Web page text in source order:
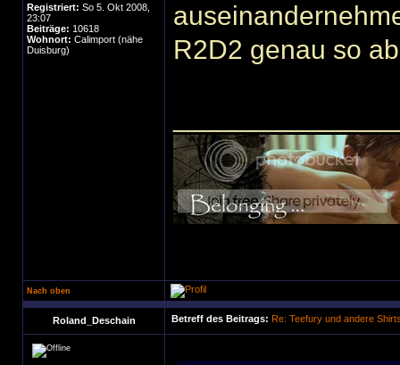
Registriert: So 5. Okt 2008,
23:07
Beiträge: 10618
Wohnort: Calimport (nähe
Duisburg)
R2D2 genau so
Nach oben
Roland_Deschain Betreff des Beitrags: Re: Teefury und andere